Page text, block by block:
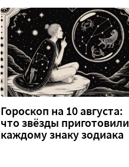
Гороскоп на 10 августа:
что звёзды приготовили
каждому знаку зодиака